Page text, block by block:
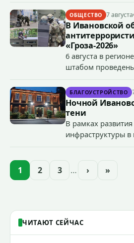
ОБЩЕСТВО 7 августа
В Ивановской
«Гроза-2026»
6 августа в
штабом
органов
«Гроза-2026».
БЛАГОУСТРОЙСТВО
Ночной
тени
В рамках
инфраструктуры в
проекта
1 2 3 … › »
ЧИТАЮТ СЕЙЧАС